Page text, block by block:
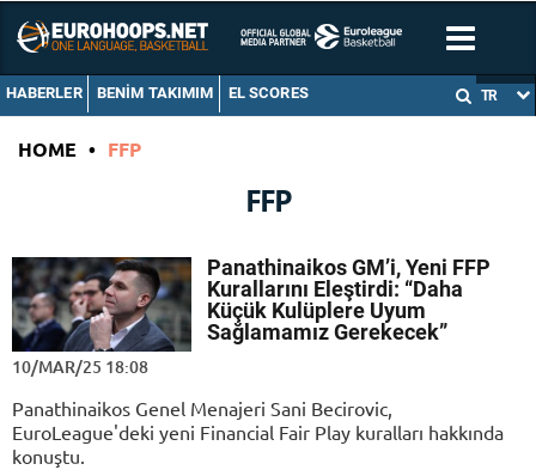
HABERLER BENIM TAKIMIM EL SCORES TR
HOME • FFP
FFP
Panathinaikos GM’i, Yeni FFP
Kurallarını Eleştirdi: “Daha
Küçük Kulüplere Uyum
Sağlamamız Gerekecek”
10/MAR/25 18:08
Panathinaikos Genel Menajeri Sani Becirovic,
EuroLeague'deki yeni Financial Fair Play kuralları hakkında
konuştu.